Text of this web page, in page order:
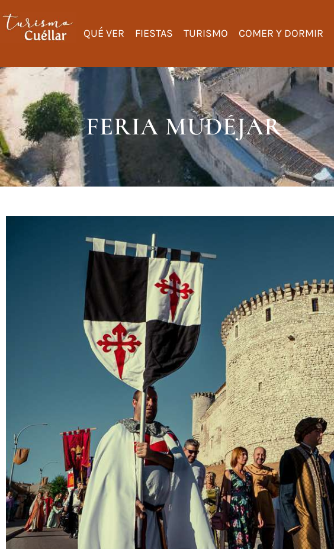
QUÉ VER FIESTAS TURISMO COMER Y DORMIR
FERIA MUDÉJAR